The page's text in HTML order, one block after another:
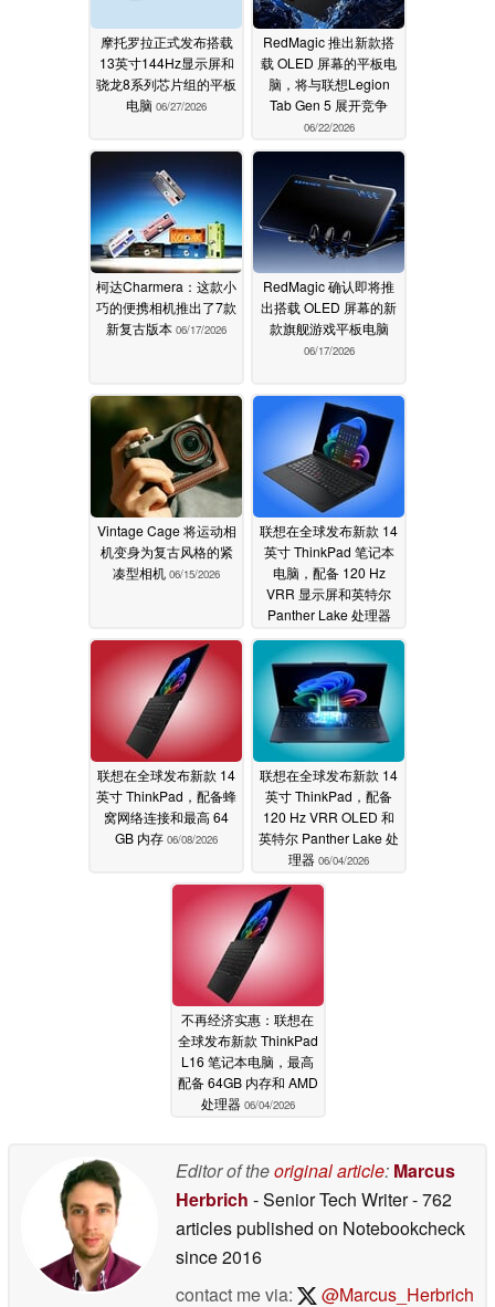
摩托罗拉正式发布搭载
13英寸144Hz显示屏和
骁龙8系列芯片组的平板
电脑 06/27/2026
RedMagic 推出新款搭
载 OLED 屏幕的平板电
脑，将与联想Legion
Tab Gen 5 展开竞争
06/22/2026
柯达Charmera：这款小
巧的便携相机推出了7款
新复古版本 06/17/2026
RedMagic 确认即将推
出搭载 OLED 屏幕的新
款旗舰游戏平板电脑
06/17/2026
Vintage Cage 将运动相
机变身为复古风格的紧
凑型相机 06/15/2026
联想在全球发布新款 14
英寸 ThinkPad 笔记本
电脑，配备 120 Hz
VRR 显示屏和英特尔
Panther Lake 处理器
06/09/2026
联想在全球发布新款 14
英寸 ThinkPad，配备蜂
窝网络连接和最高 64
GB 内存 06/08/2026
联想在全球发布新款 14
英寸 ThinkPad，配备
120 Hz VRR OLED 和
英特尔 Panther Lake 处
理器 06/04/2026
不再经济实惠：联想在
全球发布新款 ThinkPad
L16 笔记本电脑，最高
配备 64GB 内存和 AMD
处理器 06/04/2026
Editor of theoriginal article: Marcus
Herbrich - Senior Tech Writer- 762
articles published on Notebookcheck
since 2016
contact me via:
@Marcus_Herbrich